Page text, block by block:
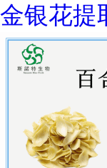
金银花提